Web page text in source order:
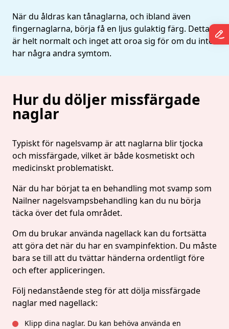
När du åldras kan tånaglarna, och ibland även
fingernaglarna, börja få en ljus gulaktig färg. Detta
är helt normalt och inget att oroa sig för om du inte
har några andra symtom.
Hur du döljer missfärgade
naglar
Typiskt för nagelsvamp är att naglarna blir tjocka
och missfärgade, vilket är både kosmetiskt och
medicinskt problematiskt.
När du har börjat ta en behandling mot svamp som
Nailner nagelsvampsbehandling kan du nu börja
täcka över det fula området.
Om du brukar använda nagellack kan du fortsätta
att göra det när du har en svampinfektion. Du måste
bara se till att du tvättar händerna ordentligt före
och efter appliceringen.
Följ nedanstående steg för att dölja missfärgade
naglar med nagellack:
Klipp dina naglar. Du kan behöva använda en